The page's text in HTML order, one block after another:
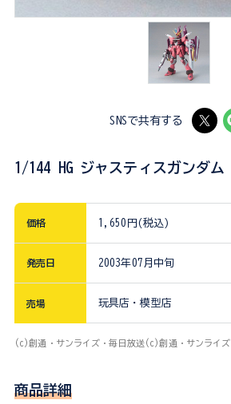
SNSで共有する
1/144 HG ジャスティスガンダム
価格 1,650円(税込)
発売日 2003年07月中旬
売場 玩具店・模型店
(c)創通・サンライズ・毎日放送(c)創通・サンライズ
商品詳細